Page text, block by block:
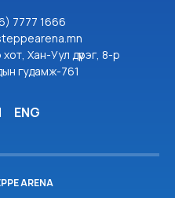
7777 1666
Хан-Уул дүүрэг, 8-р
гудамж-761
| ENG
ARENA